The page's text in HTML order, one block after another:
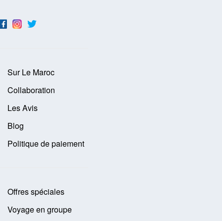
Sur Le Maroc
Collaboration
Les Avis
Blog
Politique de paiement
Offres spéciales
Voyage en groupe